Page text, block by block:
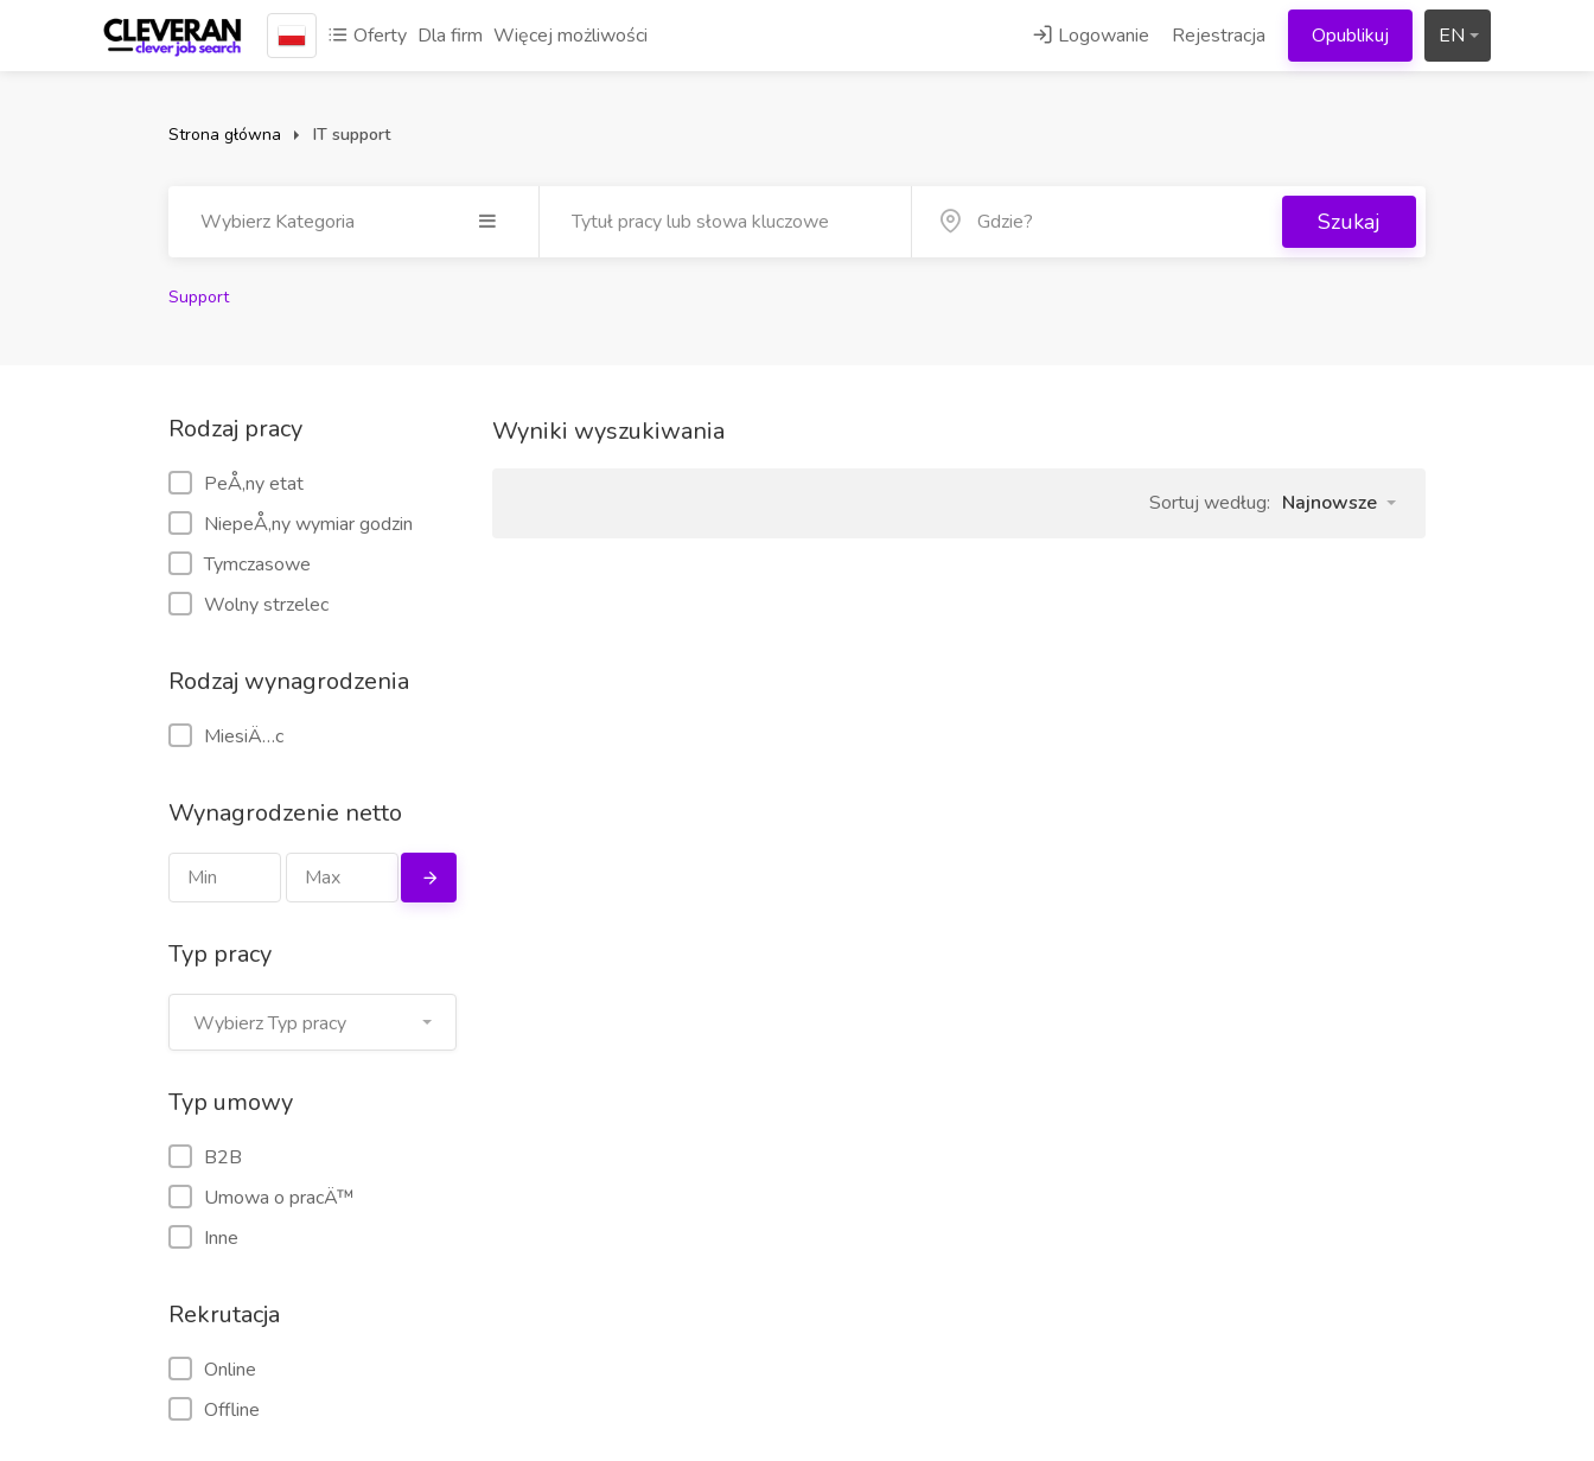
Oferty Dla firm Więcej możliwości Logowanie Rejestracja Opublikuj EN
Strona główna IT support
Wybierz Kategoria Szukaj
Support
Rodzaj pracy
PeÅ‚ny etat
NiepeÅ‚ny wymiar godzin
Tymczasowe
Wolny strzelec
Rodzaj wynagrodzenia
MiesiÄ…c
Wynagrodzenie netto
Typ pracy
Wybierz Typ pracy
Typ umowy
B2B
Umowa o pracÄ™
Inne
Rekrutacja
Online
Offline
Wyniki wyszukiwania
Sortuj według: Najnowsze